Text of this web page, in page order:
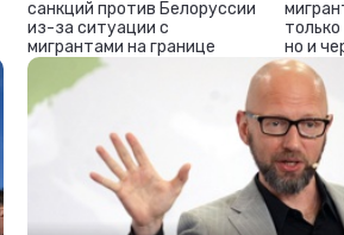
санкций против Белоруссии
из-за ситуации с
мигрантами на границе
но и